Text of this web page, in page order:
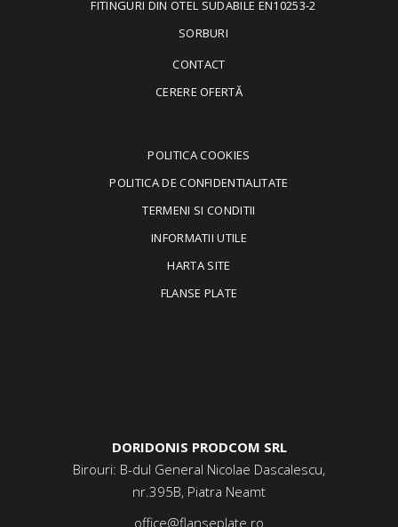
FITINGURI DIN OTEL SUDABILE EN10253-2
SORBURI
CONTACT
CERERE OFERTĂ
POLITICA COOKIES
POLITICA DE CONFIDENTIALITATE
TERMENI SI CONDITII
INFORMATII UTILE
HARTA SITE
FLANSE PLATE
DORIDONIS PRODCOM SRL
Birouri: B-dul General Nicolae Dascalescu,
nr.395B, Piatra Neamt
office@flanseplate.ro